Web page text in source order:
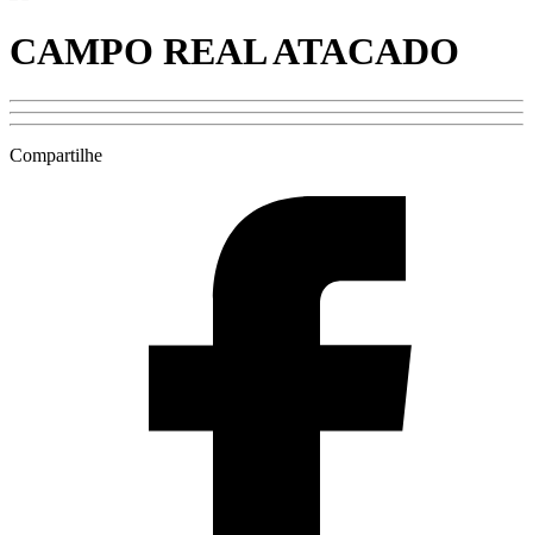
CAMPO REAL ATACADO
Compartilhe